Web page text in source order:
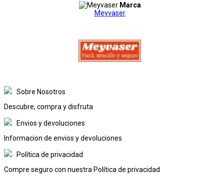
Marca
Meyvaser
Sobre Nosotros
Descubre, compra y disfruta
Envios y devoluciones
Informacion de envios y devoluciones
Política de privacidad
Compre seguro con nuestra Política de privacidad